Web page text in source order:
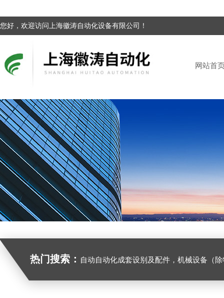
您好，欢迎访问上海徽涛自动化设备有限公司！
网站首
热门搜索： 自动自动化成套设别及配件，机械设备（除特种设备）及配件制造，加工（以上限分支机构经营），设计，批发，零售，模具，五金制品，工具加工（限分支机构经营），设计，批发，零售。五金交电，金属材料，金属制品，不锈钢制品，建筑材料，钢材，橡塑制品，环保设备，润滑剂，汽车配件，摩托车配件的批发，零售。（企业经营涉及行政许可的，凭许可证件经营）化成套设别及配件，机械设备（除特种设